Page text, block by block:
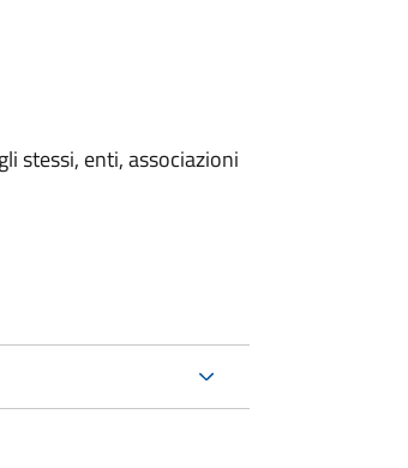
stessi, enti, associazioni